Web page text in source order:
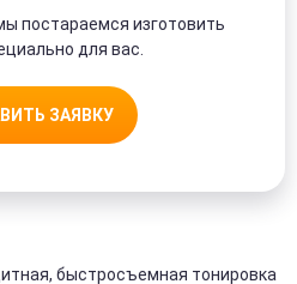
постараемся изготовить
для вас.
ЗАЯВКУ
быстросъемная тонировка